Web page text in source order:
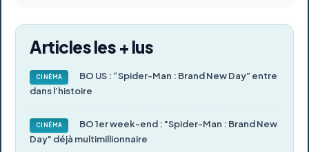
Articles les + lus
CINÉMA
BO US : “Spider-Man : Brand New Day” entre
dans l’histoire
CINÉMA
BO 1er week-end : "Spider-Man : Brand New
Day" déjà multimillionnaire